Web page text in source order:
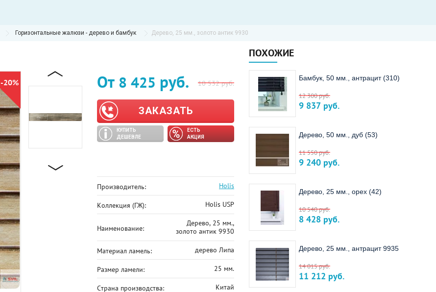
Горизонтальные жалюзи - дерево и бамбук Дерево, 25 мм., золото антик 9930
-20% 10 532руб.
От 8 425 руб.
ЗАКАЗАТЬ
КУПИТЬ
ДЕШЕВЛЕ
ЕСТЬ
АКЦИЯ
Производитель: Holis
Коллекция (ГЖ): Holis USP
Наименование:
Дерево, 25 мм.,
золото антик 9930
Материал ламель: дерево Липа
Размер ламели: 25 мм.
Страна производства: Китай
ПОХОЖИЕ
Бамбук, 50 мм., антрацит (310)
12 300руб.
9 837 руб.
Дерево, 50 мм., дуб (53)
11 550руб.
9 240 руб.
Дерево, 25 мм., орех (42)
10 540руб.
8 428 руб.
Дерево, 25 мм., антрацит 9935
14 015руб.
11 212 руб.